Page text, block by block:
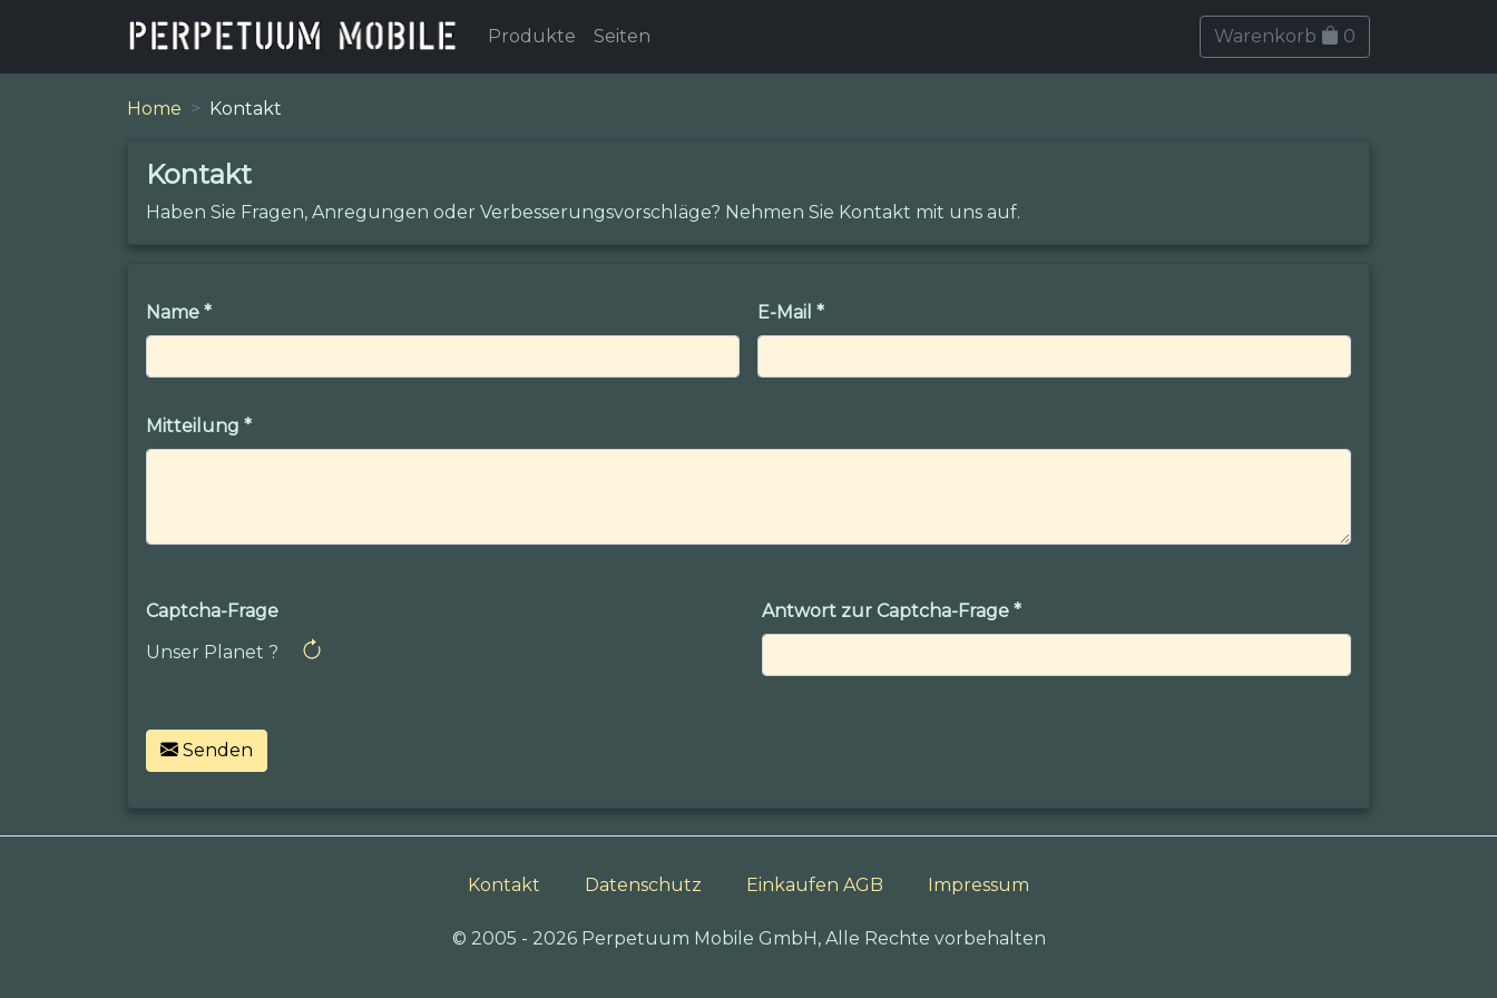
Produkte Seiten Warenkorb 0
Home Kontakt
Kontakt
Haben Sie Fragen, Anregungen oder Verbesserungsvorschläge? Nehmen Sie Kontakt mit uns auf.
Name * E-Mail *
Mitteilung *
Captcha-Frage
Unser Planet ?
Antwort zur Captcha-Frage *
Senden
Kontakt Datenschutz Einkaufen AGB Impressum
© 2005 - 2026 Perpetuum Mobile GmbH, Alle Rechte vorbehalten